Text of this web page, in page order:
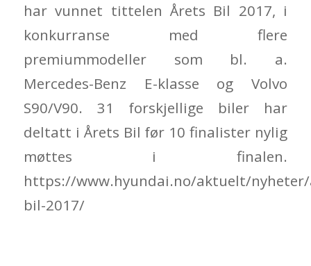
har vunnet tittelen Årets Bil 2017, i
konkurranse med flere
premiummodeller som bl. a.
Mercedes-Benz E-klasse og Volvo
S90/V90. 31 forskjellige biler har
deltatt i Årets Bil før 10 finalister nylig
møttes i finalen.
https://www.hyundai.no/aktuelt/
bil-2017/